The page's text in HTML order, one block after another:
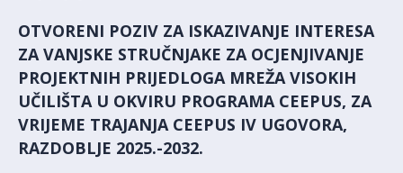
OTVORENI POZIV ZA ISKAZIVANJE INTERESA
ZA VANJSKE STRUČNJAKE ZA OCJENJIVANJE
PROJEKTNIH PRIJEDLOGA MREŽA VISOKIH
UČILIŠTA U OKVIRU PROGRAMA CEEPUS, ZA
VRIJEME TRAJANJA CEEPUS IV UGOVORA,
RAZDOBLJE 2025.-2032.